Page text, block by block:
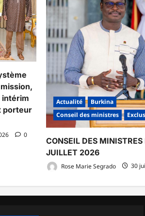
intérim
porteur
0
Actualité
Burkina
Conseil des ministres
CONSEIL DES
JUILLET 2026
Rose Marie Segrado 30